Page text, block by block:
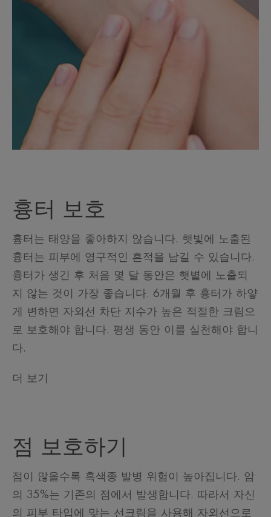
흉터 보호
흉터는 태양을 좋아하지 않습니다. 햇빛에 노출된
흉터는 피부에 영구적인 흔적을 남길 수 있습니다.
흉터가 생긴 후 처음 몇 달 동안은 햇볕에 노출되
지 않는 것이 가장 좋습니다. 6개월 후 흉터가 하얗
게 변하면 자외선 차단 지수가 높은 적절한 크림으
로 보호해야 합니다. 평생 동안 이를 실천해야 합니
다.
더 보기
점 보호하기
점이 많을수록 흑색종 발병 위험이 높아집니다. 암
의 35%는 기존의 점에서 발생합니다. 따라서 자신
의 피부 타입에 맞는 선크림을 사용해 자외선으로